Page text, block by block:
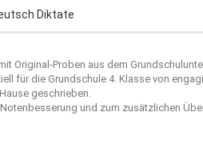
Diktate
Original-Proben aus dem
für die Grundschule 4. Klasse von
geschrieben.
und zum zusätzlichen